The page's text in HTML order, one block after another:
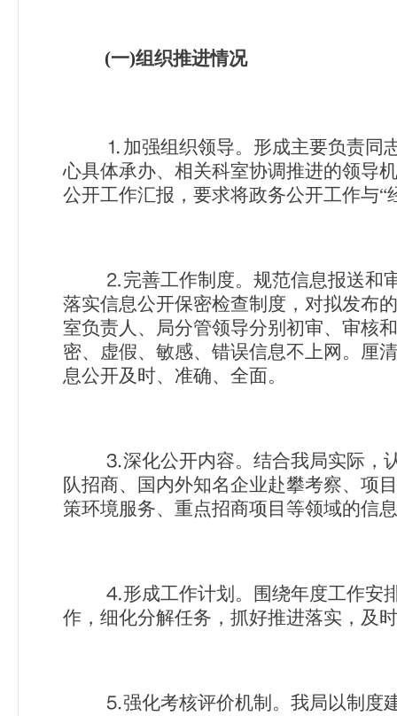
(一)组织推进情况
⒈ 加强组织领导。形成主要负责同
心具体承办、相关科室协调推进的领导
公开工作汇报，要求将政务公开工作与
⒉完善工作制度。规范信息报送和
落实信息公开保密检查制度，对拟发布
室负责人、局分管领导分别初审、审核
密、虚假、敏感、错误信息不上网。厘
息公开及时、准确、全面。
⒊深化公开内容。结合我局实际，
队招商、国内外知名企业赴攀考察、项
策环境服务、重点招商项目等领域的信
⒋形成工作计划。围绕年度工作安
作，细化分解任务，抓好推进落实，及
⒌强化考核评价机制。我局以制度